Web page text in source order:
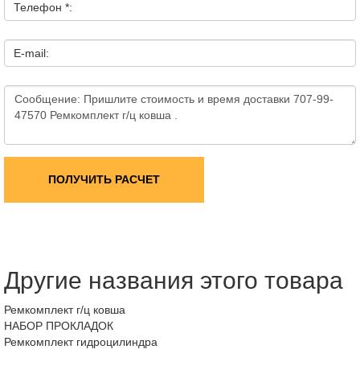
Телефон *:
E-mail:
ПОЛУЧИТЬ РАСЧЕТ
Другие названия этого товара
Ремкомплект г/ц ковша
НАБОР ПРОКЛАДОК
Ремкомплект гидроцилиндра